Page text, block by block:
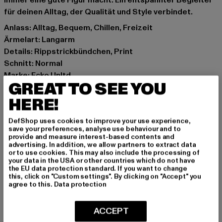
für deinen Alltag, der Qualität und Style verbindet.
Anlass: Alltag, Bequem, Chillen, Freizeit
Ärmelart: Langarm
Details: Rippstrickbündchen, Print
Schnitt: Normal
Marke: Ecko Unltd.
Kat.: Pullover
Farbe: blau
Hersteller Farbe: aquarius
Materialzusammensetzung: 80% Baumwolle, 20%
Polyester
Art.Nr: ECKOCN1116-00923
Hersteller: TB International GmbH |info@tbint.de
Dr.-Robert-Murjahn-Straße 7 | 64372 Ober-Ramstadt |
GREAT TO SEE YOU
HERE!
DefShop uses cookies to improve your use experience,
save your preferences, analyse use behaviour and to
provide and measure interest-based contents and
advertising. In addition, we allow partners to extract data
or to use cookies. This may also include the processing of
your data in the USA or other countries which do not have
the EU data protection standard. If you want to change
this, click on "Custom settings". By clicking on "Accept" you
agree to this. Data protection
ACCEPT